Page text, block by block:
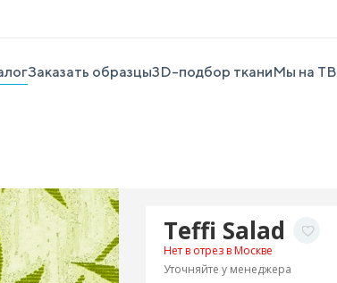
Заказать образцы3D-подбор тканиМы на ТВ
Teffi Salad
Нет в отрез в Москве
Уточняйте у менеджера